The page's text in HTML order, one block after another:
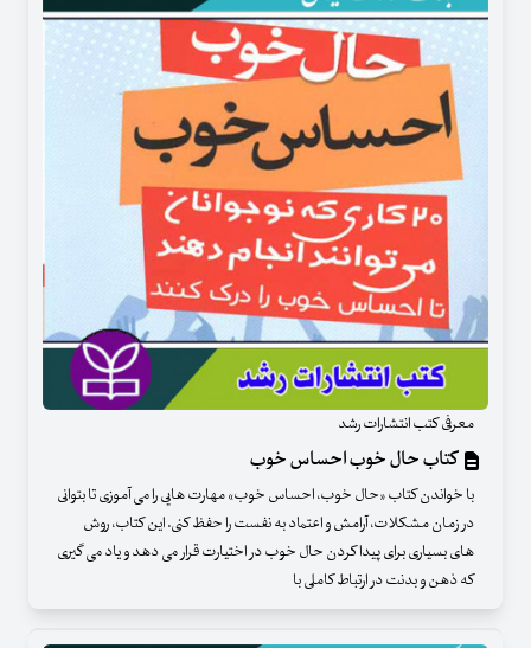
معرفی کتب انتشارات رشد
کتاب حال خوب احساس خوب
با خواندن کتاب «حال خوب، احساس خوب» مهارت هایی را می آموزی تا بتوانی
در زمان مشکلات، آرامش و اعتماد به نفست را حفظ کنی. این کتاب، روش
های بسیاری برای پیدا کردن حال خوب در اختیارت قرار می دهد و یاد می گیری
که ذهن و بدنت در ارتباط کاملی با